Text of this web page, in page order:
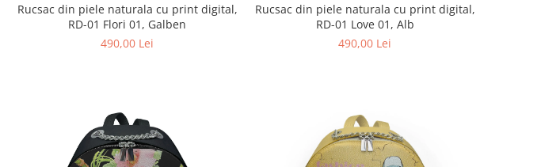
Rucsac din piele naturala cu print digital,
RD-01 Flori 01, Galben
490,00 Lei
Rucsac din piele naturala cu print digital,
RD-01 Love 01, Alb
490,00 Lei